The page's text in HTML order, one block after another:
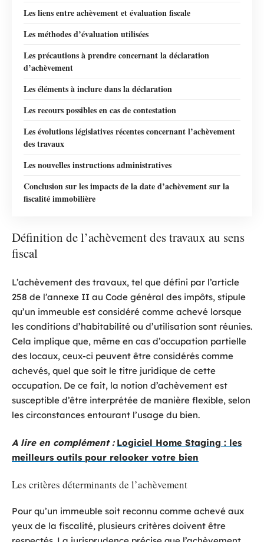
Les liens entre achèvement et évaluation fiscale
Les méthodes d’évaluation utilisées
Les précautions à prendre concernant la déclaration
d’achèvement
Les éléments à inclure dans la déclaration
Les recours possibles en cas de contestation
Les évolutions législatives récentes concernant l’achèvement
des travaux
Les nouvelles instructions administratives
Conclusion sur les impacts de la date d’achèvement sur la
fiscalité immobilière
Définition de l’achèvement des travaux au sens
fiscal
L’achèvement des travaux, tel que défini par l’article
258 de l’annexe II au Code général des impôts, stipule
qu’un immeuble est considéré comme achevé lorsque
les conditions d’habitabilité ou d’utilisation sont réunies.
Cela implique que, même en cas d’occupation partielle
des locaux, ceux-ci peuvent être considérés comme
achevés, quel que soit le titre juridique de cette
occupation. De ce fait, la notion d’achèvement est
susceptible d’être interprétée de manière flexible, selon
les circonstances entourant l’usage du bien.
A lire en complément : Logiciel Home Staging : les
meilleurs outils pour relooker votre bien
Les critères déterminants de l’achèvement
Pour qu’un immeuble soit reconnu comme achevé aux
yeux de la fiscalité, plusieurs critères doivent être